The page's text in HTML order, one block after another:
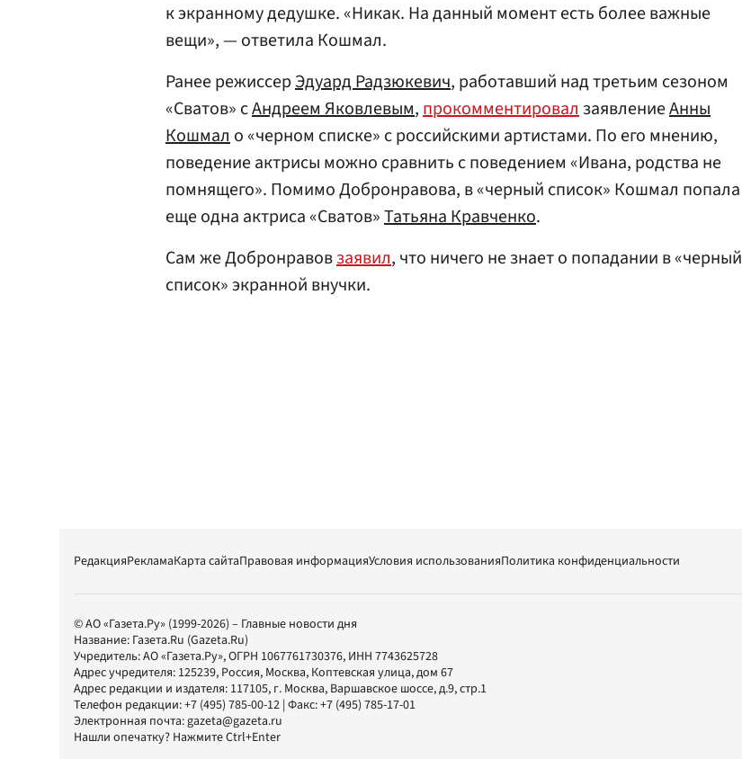
к экранному дедушке. «Никак. На данный момент есть более важные
вещи», — ответила Кошмал.
Ранее режиссерЭдуард Радзюкевич, работавший над третьим сезоном
«Сватов» сАндреем Яковлевым,прокомментировалзаявлениеАнны
Кошмало «черном списке» с российскими артистами. По его мнению,
поведение актрисы можно сравнить с поведением «Ивана, родства не
помнящего». Помимо Добронравова, в «черный список» Кошмал попала
еще одна актриса «Сватов»Татьяна Кравченко.
Сам же Добронравовзаявил, что ничего не знает о попадании в «черный
список» экранной внучки.
РедакцияРекламаКарта сайтаПравовая информацияУсловия использованияПолитика конфиденциальности
© АО «Газета.Ру» (1999-2026) – Главные новости дня
Название: Газета.Ru (Gazeta.Ru)
Учредитель:АО «Газета.Ру», ОГРН 1067761730376, ИНН 7743625728
Адрес учредителя: 125239, Россия, Москва, Коптевская улица, дом 67
Адрес редакции и издателя: 117105, г. Москва, Варшавское шоссе, д.9, стр.1
Телефон редакции:+7 (495) 785-00-12 | Факс:+7 (495) 785-17-01
Электронная почта:gazeta@gazeta.ru
Нашли опечатку? Нажмите Ctrl+Enter